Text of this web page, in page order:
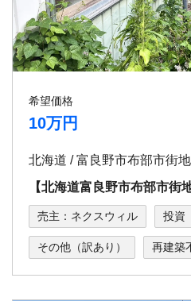
希望価格
10万円
北海道 / 富良野市布部市街
【北海道富良野市布部市
売主：ネクスウィル 投資
その他（訳あり） 再建築